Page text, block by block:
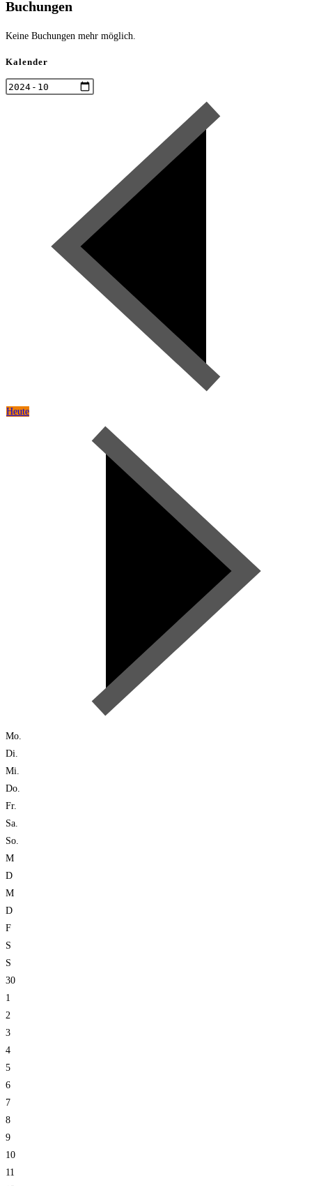
Buchungen
Keine Buchungen mehr möglich.
Kalender
Heute
Mo.
Di.
Mi.
Do.
Fr.
Sa.
So.
M
D
M
D
F
S
S
30
1
2
3
4
5
6
7
8
9
10
11